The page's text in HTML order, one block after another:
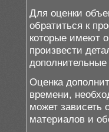
Для оценки
обратиться к
которые имеют
произвести
Оценка
времени,
может зависеть
материалов и